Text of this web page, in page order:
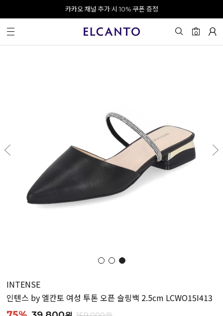
오전 10시 이전 결제 완료 시 오늘 출발!
회원가입 시 최대 20% 쿠폰 지급
카카오 채널 추가 시 10% 쿠폰 증정
0
INTENSE
인텐스 by 엘칸토 여성 투톤 오픈 슬링백 2.5cm LCWO15I413